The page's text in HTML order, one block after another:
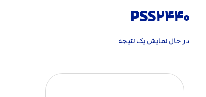
PSS۲۴۴۰
در حال نمایش یک نتیجه